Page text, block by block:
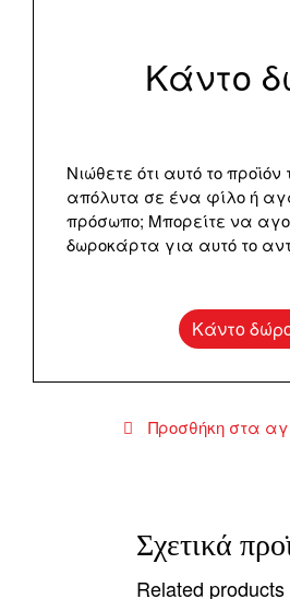
Κάντο
Νιώθετε ότι αυτό το προϊόν
απόλυτα σε ένα φίλο ή
πρόσωπο; Μπορείτε να
δωροκάρτα για αυτό το
Κάντο
Προσθήκη στα
Σχετικά
Related